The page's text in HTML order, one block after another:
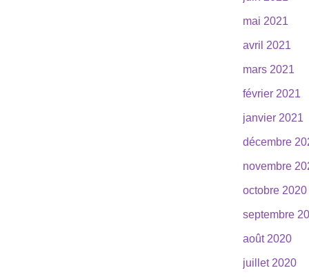
mai 2021
avril 2021
mars 2021
février 2021
janvier 2021
décembre
novembre
octobre 2020
septembre
août 2020
juillet 2020